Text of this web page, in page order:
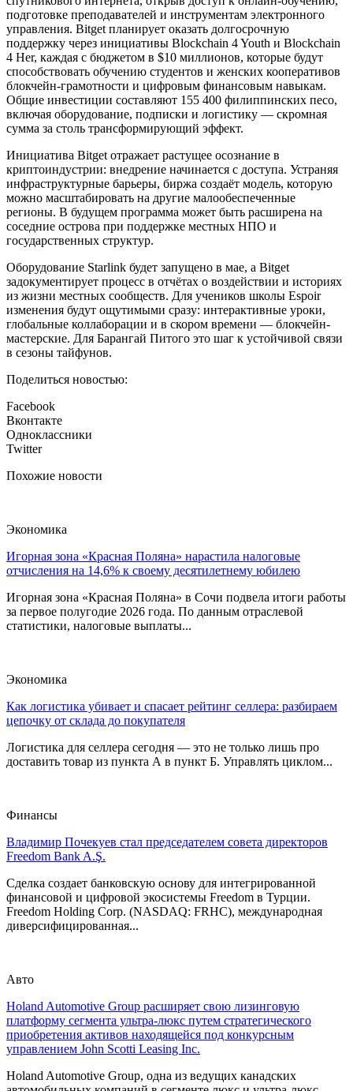
подготовке преподавателей и инструментам электронного
управления. Bitget планирует оказать долгосрочную
поддержку через инициативы Blockchain 4 Youth и Blockchain
4 Her, каждая с бюджетом в $10 миллионов, которые будут
способствовать обучению студентов и женских кооперативов
блокчейн-грамотности и цифровым финансовым навыкам.
Общие инвестиции составляют 155 400 филиппинских песо,
включая оборудование, подписки и логистику — скромная
сумма за столь трансформирующий эффект.
Инициатива Bitget отражает растущее осознание в
криптоиндустрии: внедрение начинается с доступа. Устраняя
инфраструктурные барьеры, биржа создаёт модель, которую
можно масштабировать на другие малообеспеченные
регионы. В будущем программа может быть расширена на
соседние острова при поддержке местных НПО и
государственных структур.
Оборудование Starlink будет запущено в мае, а Bitget
задокументирует процесс в отчётах о воздействии и историях
из жизни местных сообществ. Для учеников школы Espoir
изменения будут ощутимыми сразу: интерактивные уроки,
глобальные коллаборации и в скором времени — блокчейн-
мастерские. Для Барангай Питого это шаг к устойчивой связи
в сезоны тайфунов.
Поделиться новостью:
Facebook
Вконтакте
Одноклассники
Twitter
Похожие новости
Экономика
Игорная зона «Красная Поляна» нарастила налоговые
отчисления на 14,6% к своему десятилетнему юбилею
Игорная зона «Красная Поляна» в Сочи подвела итоги работы
за первое полугодие 2026 года. По данным отраслевой
статистики, налоговые выплаты...
Экономика
Как логистика убивает и спасает рейтинг селлера: разбираем
цепочку от склада до покупателя
Логистика для селлера сегодня — это не только лишь про
доставить товар из пункта А в пункт Б. Управлять циклом...
Финансы
Владимир Почекуев стал председателем совета директоров
Freedom Bank A.Ş.
Сделка создает банковскую основу для интегрированной
финансовой и цифровой экосистемы Freedom в Турции.
Freedom Holding Corp. (NASDAQ: FRHC), международная
диверсифицированная...
Авто
Holand Automotive Group расширяет свою лизинговую
платформу сегмента ультра-люкс путем стратегического
приобретения активов находящейся под конкурсным
управлением John Scotti Leasing Inc.
Holand Automotive Group, одна из ведущих канадских